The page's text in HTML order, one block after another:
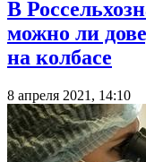
В
можно ли
на колбасе
8 апреля 2021, 14:10